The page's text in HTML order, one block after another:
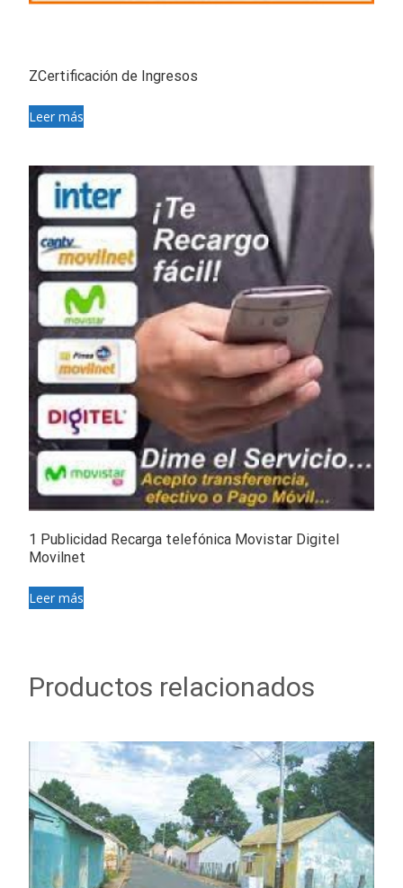
ZCertificación de Ingresos
Leer más
1 Publicidad Recarga telefónica Movistar Digitel
Movilnet
Leer más
Productos relacionados